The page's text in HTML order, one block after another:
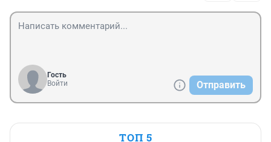
Гость
Войти
Отправить
ТОП 5